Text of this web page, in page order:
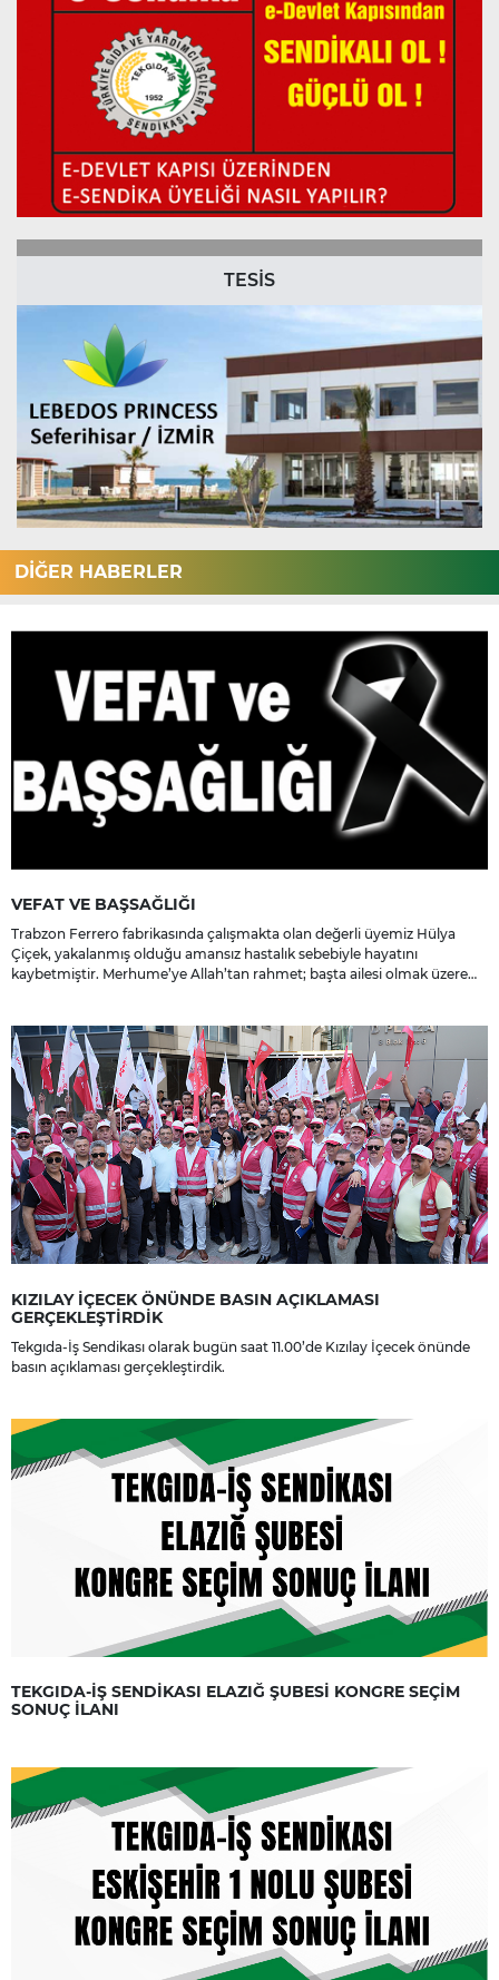
TESİS
DİĞER HABERLER
VEFAT VE BAŞSAĞLIĞI
Trabzon Ferrero fabrikasında çalışmakta olan değerli üyemiz Hülya
Çiçek, yakalanmış olduğu amansız hastalık sebebiyle hayatını
kaybetmiştir. Merhume’ye Allah’tan rahmet; başta ailesi olmak üzere
KIZILAY İÇECEK ÖNÜNDE BASIN AÇIKLAMASI
GERÇEKLEŞTİRDİK
Tekgıda-İş Sendikası olarak bugün saat 11.00’de Kızılay İçecek önünde
basın açıklaması gerçekleştirdik.
TEKGIDA-İŞ SENDİKASI ELAZIĞ ŞUBESİ KONGRE SEÇİM
SONUÇ İLANI